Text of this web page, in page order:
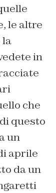
le altre
la
in
che
questo
un
aprile
da un